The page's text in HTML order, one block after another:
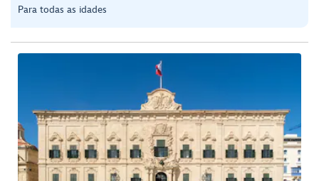
Para todas as idades